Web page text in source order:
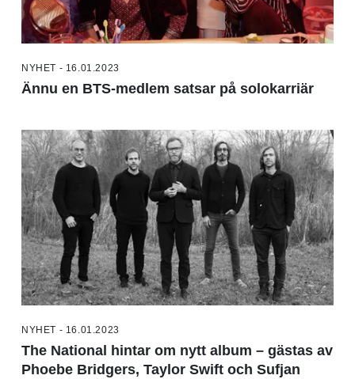
NYHET - 16.01.2023
Ännu en BTS-medlem satsar på solokarriär
NYHET - 16.01.2023
The National hintar om nytt album – gästas av
Phoebe Bridgers, Taylor Swift och Sufjan